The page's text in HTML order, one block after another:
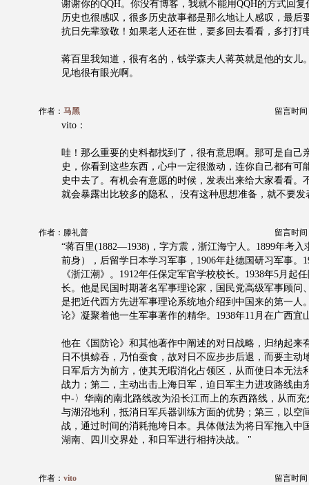
谢谢你的QQH。你没有博客，我就不能用QQH的方式回
历史也很感叹，很多历史故事都是那么地让人感叹，最后
抗日先辈致敬！如果老人还在世，要多回去看看，多打打
蒋百里我知道，很有名的，钱学森夫人蒋英就是他的女儿
见地很有眼光啊。
作者： 马黑 留言时间
vito：
哇！那么重要的史料都找到了，很有意思啊。那可是自己
史，你看到这些东西，心中一定很激动，连你自己都有可
史中去了。有机会有意愿的时候，发表出来给大家看看。
就会暴露出比较多的隐私， 没有这种思想准备，就不要发
作者：滕礼普 留言时间
“蒋百里(1882—1938)，字方震，浙江海宁人。1899年考入
前身），后留学日本学习军事，1906年赴德国研习军事。
《浙江潮》。1912年任保定军官学校校长。1938年5月起
长。他是民国时期著名军事理论家，国民党高级军事顾问
是把近代西方先进军事理论系统地介绍到中国来的第一人
论》凝聚着他一生军事著作的精华。1938年11月在广西宜
他在《国防论》和其他著作中阐述的对日战略，归纳起来
日不惧鲸吞，乃怕蚕食，故对日不应步步后退，而要主动
日军后方为前方，使其无暇消化占领区，从而使日本无法
战力；第二，主动出击上海日军，迫日军主力进攻路线由
中-〉华南的南北路线改为沿长江而上的东西路线，从而
与湖沼地利，抵消日军兵器训练方面的优势；第三，以空
战，通过时间的消耗拖垮日本。具体做法为将日军拖入中
湖南、四川交界处，和日军进行相持决战。 "
作者： vito 留言时间